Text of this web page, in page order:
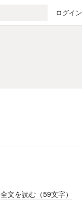
ログイン
全文を読む（59文字）